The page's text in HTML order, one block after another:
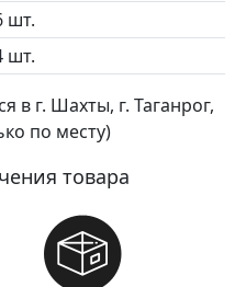
шт.
шт.
в г. Шахты, г. Таганрог,
по месту)
товара